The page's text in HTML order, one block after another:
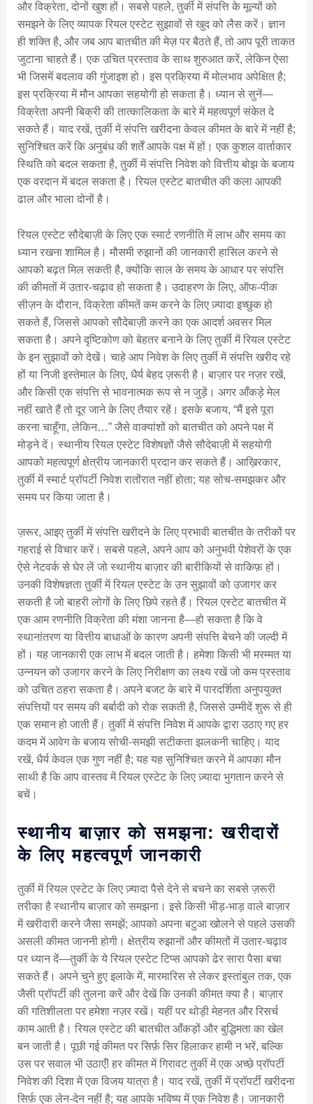
और विक्रेता, दोनों खुश हों। सबसे पहले, तुर्की में संपत्ति के मूल्यों को
समझने के लिए व्यापक रियल एस्टेट सुझावों से खुद को लैस करें। ज्ञान
ही शक्ति है, और जब आप बातचीत की मेज़ पर बैठते हैं, तो आप पूरी ताकत
जुटाना चाहते हैं। एक उचित प्रस्ताव के साथ शुरुआत करें, लेकिन ऐसा
भी जिसमें बदलाव की गुंजाइश हो। इस प्रक्रिया में मोलभाव अपेक्षित है;
इस प्रक्रिया में मौन आपका सहयोगी हो सकता है। ध्यान से सुनें—
विक्रेता अपनी बिक्री की तात्कालिकता के बारे में महत्वपूर्ण संकेत दे
सकते हैं। याद रखें, तुर्की में संपत्ति खरीदना केवल कीमत के बारे में नहीं है;
सुनिश्चित करें कि अनुबंध की शर्तें आपके पक्ष में हों। एक कुशल वार्ताकार
स्थिति को बदल सकता है, तुर्की में संपत्ति निवेश को वित्तीय बोझ के बजाय
एक वरदान में बदल सकता है। रियल एस्टेट बातचीत की कला आपकी
ढाल और भाला दोनों है।
रियल एस्टेट सौदेबाज़ी के लिए एक स्मार्ट रणनीति में लाभ और समय का
ध्यान रखना शामिल है। मौसमी रुझानों की जानकारी हासिल करने से
आपको बढ़त मिल सकती है, क्योंकि साल के समय के आधार पर संपत्ति
की कीमतों में उतार-चढ़ाव हो सकता है। उदाहरण के लिए, ऑफ-पीक
सीज़न के दौरान, विक्रेता कीमतें कम करने के लिए ज़्यादा इच्छुक हो
सकते हैं, जिससे आपको सौदेबाज़ी करने का एक आदर्श अवसर मिल
सकता है। अपने दृष्टिकोण को बेहतर बनाने के लिए तुर्की में रियल एस्टेट
के इन सुझावों को देखें। चाहे आप निवेश के लिए तुर्की में संपत्ति खरीद रहे
हों या निजी इस्तेमाल के लिए, धैर्य बेहद ज़रूरी है। बाज़ार पर नज़र रखें,
और किसी एक संपत्ति से भावनात्मक रूप से न जुड़ें। अगर आँकड़े मेल
नहीं खाते हैं तो दूर जाने के लिए तैयार रहें। इसके बजाय, “मैं इसे पूरा
करना चाहूँगा, लेकिन…” जैसे वाक्यांशों को बातचीत को अपने पक्ष में
मोड़ने दें। स्थानीय रियल एस्टेट विशेषज्ञों जैसे सौदेबाज़ी में सहयोगी
आपको महत्वपूर्ण क्षेत्रीय जानकारी प्रदान कर सकते हैं। आख़िरकार,
तुर्की में स्मार्ट प्रॉपर्टी निवेश रातोंरात नहीं होता; यह सोच-समझकर और
समय पर किया जाता है।
ज़रूर, आइए तुर्की में संपत्ति खरीदने के लिए प्रभावी बातचीत के तरीकों पर
गहराई से विचार करें। सबसे पहले, अपने आप को अनुभवी पेशेवरों के एक
ऐसे नेटवर्क से घेर लें जो स्थानीय बाज़ार की बारीकियों से वाकिफ़ हों।
उनकी विशेषज्ञता तुर्की में रियल एस्टेट के उन सुझावों को उजागर कर
सकती है जो बाहरी लोगों के लिए छिपे रहते हैं। रियल एस्टेट बातचीत में
एक आम रणनीति विक्रेता की मंशा जानना है—हो सकता है कि वे
स्थानांतरण या वित्तीय बाधाओं के कारण अपनी संपत्ति बेचने की जल्दी में
हों। यह जानकारी एक लाभ में बदल जाती है। हमेशा किसी भी मरम्मत या
उन्नयन को उजागर करने के लिए निरीक्षण का लक्ष्य रखें जो कम प्रस्ताव
को उचित ठहरा सकता है। अपने बजट के बारे में पारदर्शिता अनुपयुक्त
संपत्तियों पर समय की बर्बादी को रोक सकती है, जिससे उम्मीदें शुरू से ही
एक समान हो जाती हैं। तुर्की में संपत्ति निवेश में आपके द्वारा उठाए गए हर
कदम में आवेग के बजाय सोची-समझी सटीकता झलकनी चाहिए। याद
रखें, धैर्य केवल एक गुण नहीं है; यह यह सुनिश्चित करने में आपका मौन
साथी है कि आप वास्तव में रियल एस्टेट के लिए ज़्यादा भुगतान करने से
बचें।
स्थानीय बाज़ार को समझना: खरीदारों
के लिए महत्वपूर्ण जानकारी
तुर्की में रियल एस्टेट के लिए ज़्यादा पैसे देने से बचने का सबसे ज़रूरी
तरीका है स्थानीय बाज़ार को समझना। इसे किसी भीड़-भाड़ वाले बाज़ार
में खरीदारी करने जैसा समझें; आपको अपना बटुआ खोलने से पहले उसकी
असली कीमत जाननी होगी। क्षेत्रीय रुझानों और कीमतों में उतार-चढ़ाव
पर ध्यान दें—तुर्की के ये रियल एस्टेट टिप्स आपको ढेर सारा पैसा बचा
सकते हैं। अपने चुने हुए इलाके में, मारमारिस से लेकर इस्तांबुल तक, एक
जैसी प्रॉपर्टी की तुलना करें और देखें कि उनकी कीमत क्या है। बाज़ार
की गतिशीलता पर हमेशा नज़र रखें। यहीं पर थोड़ी मेहनत और रिसर्च
काम आती है। रियल एस्टेट की बातचीत आँकड़ों और बुद्धिमता का खेल
बन जाती है। पूछी गई कीमत पर सिर्फ़ सिर हिलाकर हामी न भरें, बल्कि
उस पर सवाल भी उठाएँ! हर कीमत में गिरावट तुर्की में एक अच्छे प्रॉपर्टी
निवेश की दिशा में एक विजय यात्रा है। याद रखें, तुर्की में प्रॉपर्टी खरीदना
सिर्फ़ एक लेन-देन नहीं है; यह आपके भविष्य में एक निवेश है। जानकारी